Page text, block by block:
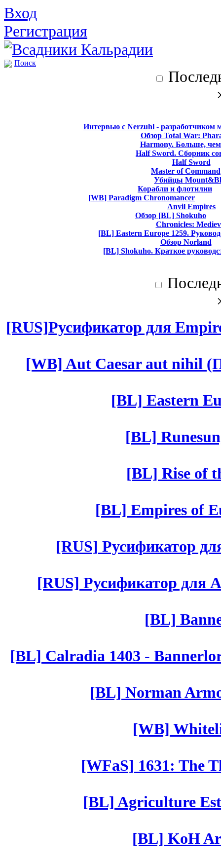
Вход
Регистрация
Поиск
Интервью с Nerzuhl - разработчиком
Обзор Total War:
Harmony. Больше,
Half Sword. Сборник
Half Sword
Master of Command
Убийцы
Корабли и флотилии
[WB] Paradigm Chronomancer
Anvil Empires
Обзор [BL] Shokuho
Chronicles:
[BL] Eastern Europe 1259.
Обзор Norland
[BL] Shokuho. Краткое
[RUS]Русификатор для
[WB] Aut Caesar aut nihil
[BL] Eastern
[BL]
[BL] Rise of
[BL] Empires of
[RUS] Русификатор
[RUS] Русификатор для
[BL]
[BL] Calradia 1403 -
[BL] Norman
[WB]
[WFaS] 1631: The
[BL] Agriculture
[BL] KoH